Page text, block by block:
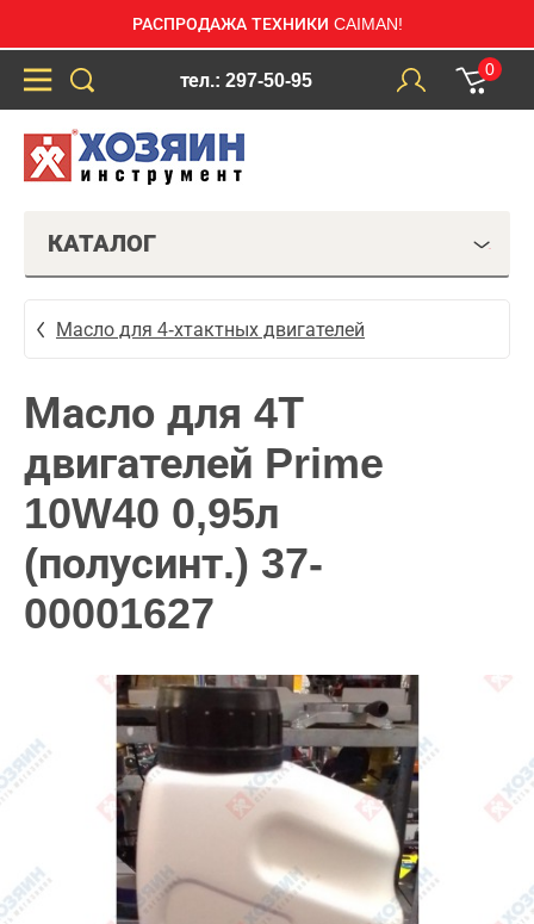
РАСПРОДАЖА ТЕХНИКИ CAIMAN!
тел.: 297-50-95
0
КАТАЛОГ
Масло для 4-хтактных двигателей
Масло для 4Т
двигателей Prime
10W40 0,95л
(полусинт.) 37-
00001627